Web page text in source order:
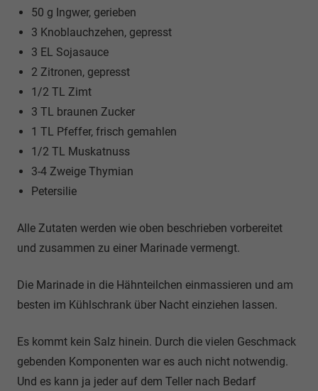
50 g Ingwer, gerieben
3 Knoblauchzehen, gepresst
3 EL Sojasauce
2 Zitronen, gepresst
1/2 TL Zimt
3 TL braunen Zucker
1 TL Pfeffer, frisch gemahlen
1/2 TL Muskatnuss
3-4 Zweige Thymian
Petersilie
Alle Zutaten werden wie oben beschrieben vorbereitet
und zusammen zu einer Marinade vermengt.
Die Marinade in die Hähnteilchen einmassieren und am
besten im Kühlschrank über Nacht einziehen lassen.
Es kommt kein Salz hinein. Durch die vielen Geschmack
gebenden Komponenten war es auch nicht notwendig.
Und es kann ja jeder auf dem Teller nach Bedarf